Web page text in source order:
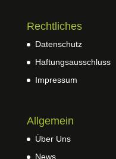
Rechtliches
Datenschutz
Haftungsausschluss
Impressum
Allgemein
Über Uns
News